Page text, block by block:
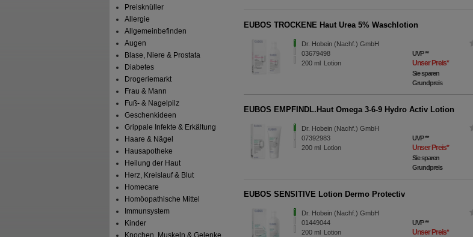
Preisknüller
Allergie
Allgemeinbefinden
Augen
Blase, Niere & Prostata
Diabetes
Drogeriemarkt
Frau & Mann
Fuß- & Nagelpilz
Geschenkideen
Grippale Infekte & Erkältung
Haare & Nägel
Hausapotheke
Heilung der Haut
Herz, Kreislauf & Blut
Homecare
Homöopathische Mittel
Immunsystem
Kinder
Knochen, Muskeln & Gelenke
EUBOS TROCKENE Haut Urea 5% Waschlotion
Dr. Hobein (Nachf.) GmbH
03679498
200 ml Lotion
UVP**
Unser Preis*
Sie sparen
Grundpreis
EUBOS EMPFINDL.Haut Omega 3-6-9 Hydro Activ Lotion
Dr. Hobein (Nachf.) GmbH
07392983
200 ml Lotion
UVP**
Unser Preis*
Sie sparen
Grundpreis
EUBOS SENSITIVE Lotion Dermo Protectiv
Dr. Hobein (Nachf.) GmbH
01449044
200 ml Lotion
UVP**
Unser Preis*